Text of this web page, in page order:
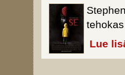
Lue